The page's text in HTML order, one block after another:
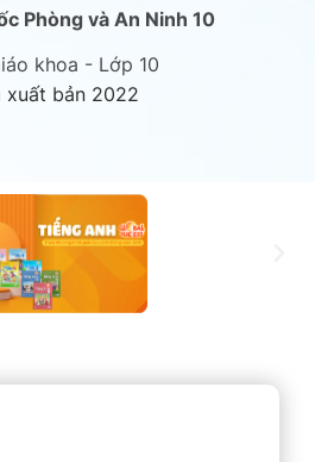
Phòng và An Ninh 10
khoa - Lớp 10
xuất bản 2022